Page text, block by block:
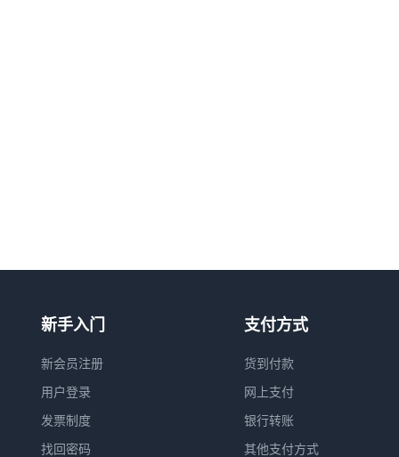
新手入门
新会员注册
用户登录
发票制度
找回密码
支付方式
货到付款
网上支付
银行转账
其他支付方式